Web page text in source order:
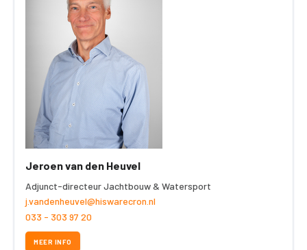
Jeroen van den Heuvel
Adjunct-directeur Jachtbouw & Watersport
j.vandenheuvel@hiswarecron.nl
033 - 303 97 20
MEER INFO